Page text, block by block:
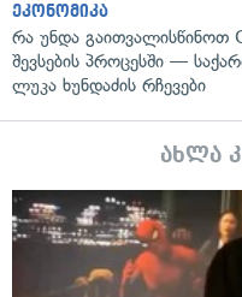
ეკონომიკა
რა უნდა გაითვალისწინოთ
შევსების პროცესში —
ლუკა ხუნდაძის რჩევები
ახლა